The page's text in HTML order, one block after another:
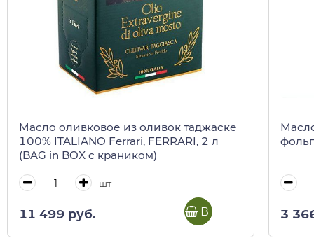
Масло оливковое из оливок таджаске
100% ITALIANO Ferrari, FERRARI, 2 л
(BAG in BOX c краником)
шт
11 499 руб. В корзину 3